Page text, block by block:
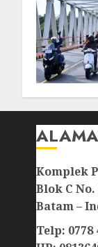
Komplek
Blok C
Batam –
Telp: 0778